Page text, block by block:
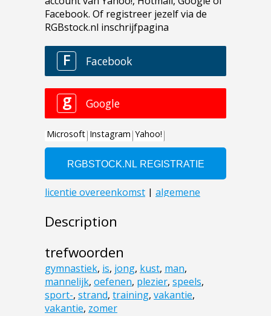
Description
trefwoorden
gymnastiek, is, jong, kust, man,
mannelijk, oefenen, plezier, speels,
sport-, strand, training, vakantie,
vakantie, zomer